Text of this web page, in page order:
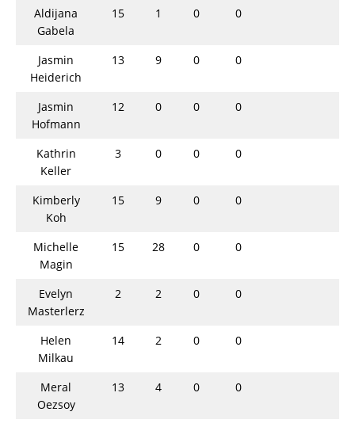
Aldijana
Gabela
15 1 0 0
Jasmin
Heiderich
13 9 0 0
Jasmin
Hofmann
12 0 0 0
Kathrin
Keller
3 0 0 0
Kimberly
Koh
15 9 0 0
Michelle
Magin
15 28 0 0
Evelyn
Masterlerz
2 2 0 0
Helen
Milkau
14 2 0 0
Meral
Oezsoy
13 4 0 0